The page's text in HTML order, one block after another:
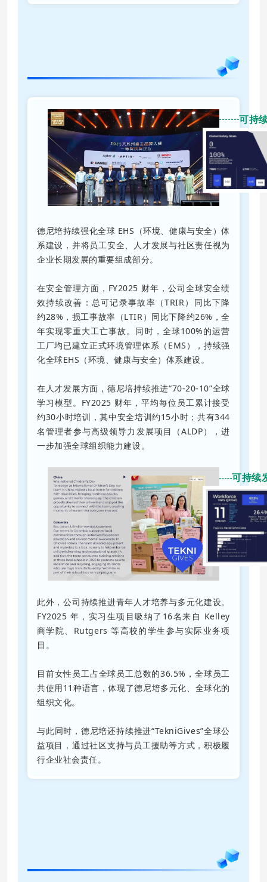
可持
德尼培持续强化全球 EHS（环境、健康与安全）体
系建设，并将员工安全、人才发展与社区责任视为
企业长期发展的重要组成部分。
在安全管理方面，FY2025 财年，公司全球安全绩
效持续改善：总可记录事故率（TRIR）同比下降
约28%，损工事故率（LTIR）同比下降约26%，全
年实现零重大工亡事故。同时，全球100%的运营
工厂均已建立正式环境管理体系（EMS），持续强
化全球EHS（环境、健康与安全）体系建设。
在人才发展方面，德尼培持续推进“70-20-10”全球
学习模型。FY2025 财年，平均每位员工累计接受
约30小时培训，其中安全培训约15小时；共有344
名管理者参与高级领导力发展项目（ALDP），进
一步加强全球组织能力建设。
可持续
此外，公司持续推进青年人才培养与多元化建设。
FY2025 年，实习生项目吸纳了16名来自 Kelley
商学院、Rutgers 等高校的学生参与实际业务项
目。
目前女性员工占全球员工总数的36.5%，全球员工
共使用11种语言，体现了德尼培多元化、全球化的
组织文化。
与此同时，德尼培还持续推进“TekniGives”全球公
益项目，通过社区支持与员工援助等方式，积极履
行企业社会责任。